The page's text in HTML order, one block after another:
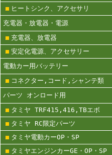
ヒートシンク、アクセサリ
充電器・放電器・電源
充電器、放電器
安定化電源、アクセサリー
電動カー用バッテリー
コネクター,コード,シャンテ類
パーツ オンロード用
タミヤ TRF415,416,TBエボ
タミヤ RC限定パーツ
タミヤ電動カーOP・SP
タミヤエンジンカーGE・OP・SP